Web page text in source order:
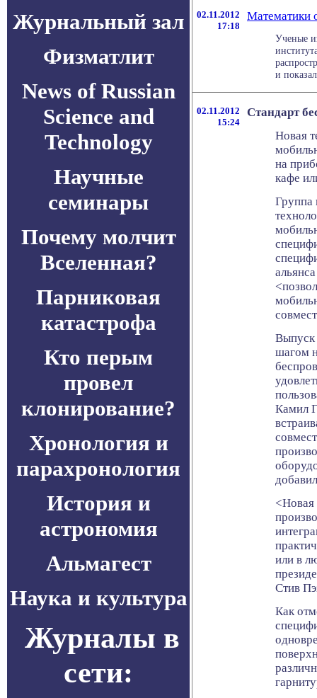
Журнальный зал
Физматлит
News of Russian
Science and
Technology
Научные
семинары
Почему молчит
Вселенная?
Парниковая
катастрофа
Кто перым
провел
клонирование?
Хронология и
парахронология
История и
астрономия
Альмагест
Наука и культура
Журналы в
сети:
02.11.2012
17:18
Математики
Ученые
и
02.11.2012
15:24
Стандарт
Новая
на
кафе
Группа
Выпуск
шагом
Камил
<Новая
или в
Стив
Как